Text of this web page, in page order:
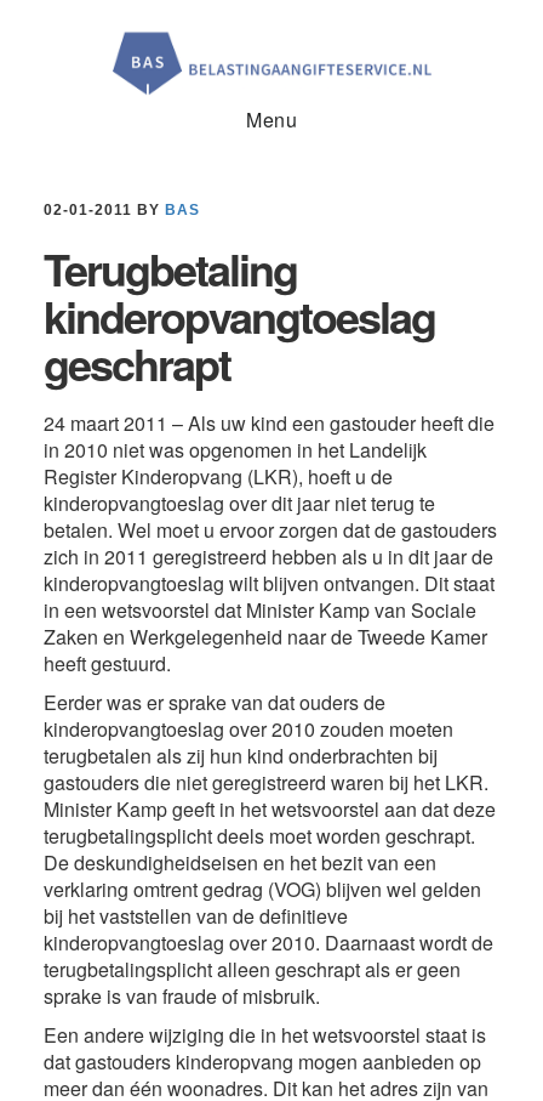
Menu
02-01-2011 BY BAS
Terugbetaling
kinderopvangtoeslag
geschrapt
24 maart 2011 – Als uw kind een gastouder heeft die
in 2010 niet was opgenomen in het Landelijk
Register Kinderopvang (LKR), hoeft u de
kinderopvangtoeslag over dit jaar niet terug te
betalen. Wel moet u ervoor zorgen dat de gastouders
zich in 2011 geregistreerd hebben als u in dit jaar de
kinderopvangtoeslag wilt blijven ontvangen. Dit staat
in een wetsvoorstel dat Minister Kamp van Sociale
Zaken en Werkgelegenheid naar de Tweede Kamer
heeft gestuurd.
Eerder was er sprake van dat ouders de
kinderopvangtoeslag over 2010 zouden moeten
terugbetalen als zij hun kind onderbrachten bij
gastouders die niet geregistreerd waren bij het LKR.
Minister Kamp geeft in het wetsvoorstel aan dat deze
terugbetalingsplicht deels moet worden geschrapt.
De deskundigheidseisen en het bezit van een
verklaring omtrent gedrag (VOG) blijven wel gelden
bij het vaststellen van de definitieve
kinderopvangtoeslag over 2010. Daarnaast wordt de
terugbetalingsplicht alleen geschrapt als er geen
sprake is van fraude of misbruik.
Een andere wijziging die in het wetsvoorstel staat is
dat gastouders kinderopvang mogen aanbieden op
meer dan één woonadres. Dit kan het adres zijn van